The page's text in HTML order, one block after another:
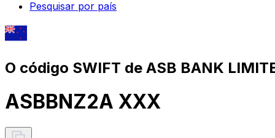
Pesquisar por país
O código SWIFT de ASB BANK
ASBBNZ2A XXX